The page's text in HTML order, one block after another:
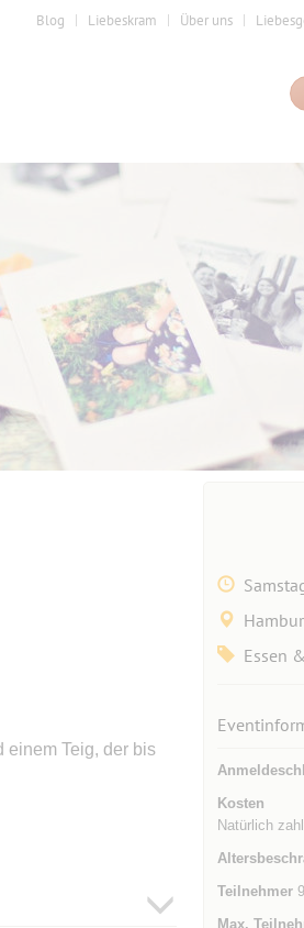
Blog Liebeskram Über uns
einem Teig, der bis
Essen
Kosten
Natürlich
Teilnehmer9
Max.